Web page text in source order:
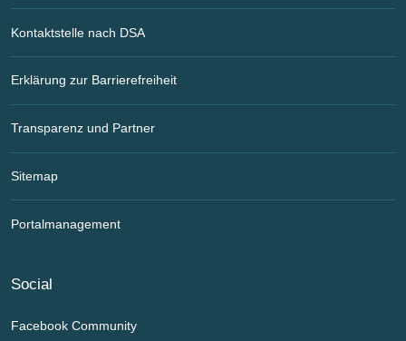
Kontaktstelle nach DSA
Erklärung zur Barrierefreiheit
Transparenz und Partner
Sitemap
Portalmanagement
Social
Facebook Community